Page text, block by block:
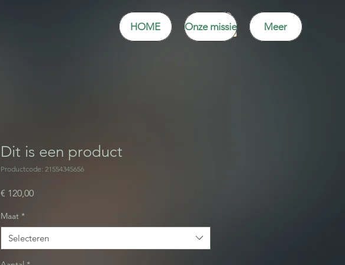
HOME Onze missie Meer
Dit is een product
Productcode: 21554345656
€ 120,00Prijs
Maat *
Selecteren